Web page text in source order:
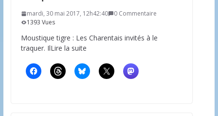
mardi, 30 mai 2017, 12h42:40
0 Commentaire
1393 Vues
Moustique tigre : Les Charentais invités à le
traquer. IlLire la suite